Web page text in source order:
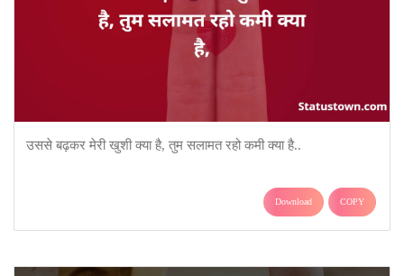
उससे बढ़कर मेरी खुशी क्या है, तुम सलामत रहो कमी क्या है..
Download COPY